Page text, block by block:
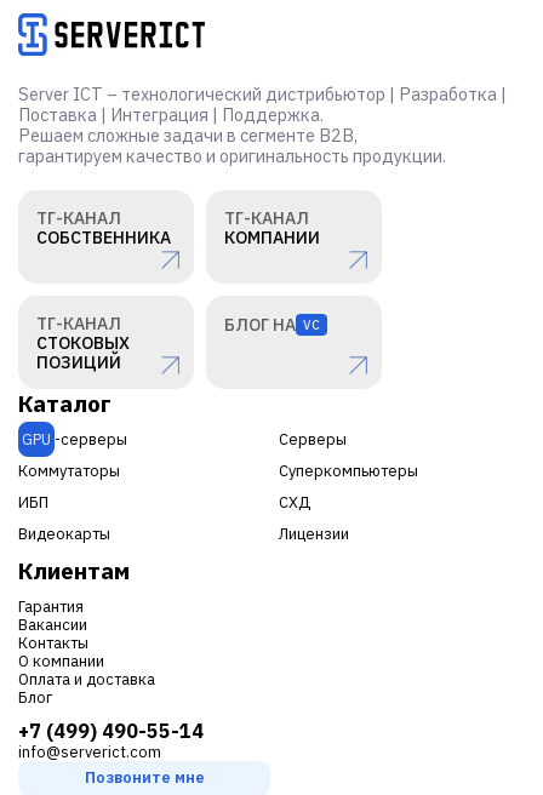
Server ICT – технологический дистрибьютор | Разработка |
Поставка | Интеграция | Поддержка.
Решаем сложные задачи в сегменте B2B,
гарантируем качество и оригинальность продукции.
ТГ-КАНАЛ
СОБСТВЕННИКА
ТГ-КАНАЛ
КОМПАНИИ
ТГ-КАНАЛ
СТОКОВЫХ
ПОЗИЦИЙ
БЛОГ НА VC
Каталог
GPU -серверы
Серверы
Коммутаторы
Суперкомпьютеры
ИБП
СХД
Видеокарты
Лицензии
Клиентам
Гарантия
Вакансии
Контакты
О компании
Оплата и доставка
Блог
+7 (499) 490-55-14
info@serverict.com
Позвоните мне